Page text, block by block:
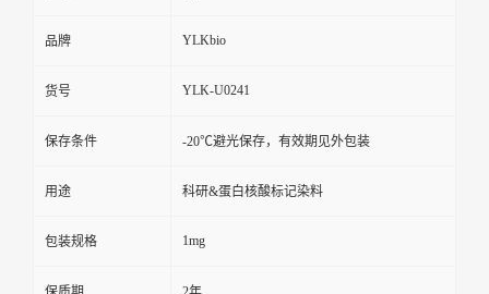
品牌 YLKbio
货号 YLK-U0241
保存条件 -20℃避光保存，有效期见外包装
用途 科研&蛋白核酸标记染料
包装规格 1mg